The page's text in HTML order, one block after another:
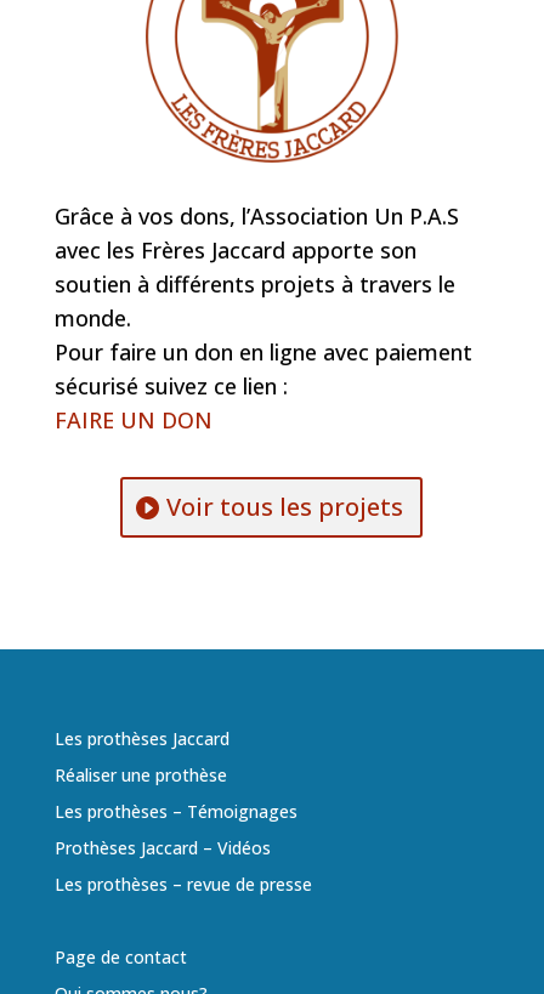
Grâce à vos dons, l’Association Un P.A.S
avec les Frères Jaccard apporte son
soutien à différents projets à travers le
monde.
Pour faire un don en ligne avec paiement
sécurisé suivez ce lien :
FAIRE UN DON
Voir tous les projets
Les prothèses Jaccard
Réaliser une prothèse
Les prothèses – Témoignages
Prothèses Jaccard – Vidéos
Les prothèses – revue de presse
Page de contact